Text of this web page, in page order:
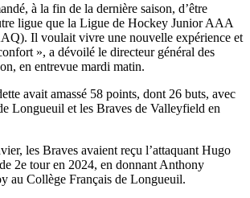
à la fin de la dernière saison, d’être
ligue que la Ligue de Hockey Junior AAA
Il voulait vivre une nouvelle expérience et
», a dévoilé le directeur général des
en entrevue mardi matin.
avait amassé 58 points, dont 26 buts, avec
Longueuil et les Braves de Valleyfield en
les Braves avaient reçu l’attaquant Hugo
2e tour en 2024, en donnant Anthony
au Collège Français de Longueuil.